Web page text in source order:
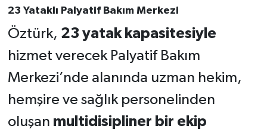
23 Yataklı Palyatif Bakım Merkezi
Öztürk, 23 yatak kapasitesiyle
hizmet verecek Palyatif Bakım
Merkezi’nde alanında uzman hekim,
hemşire ve sağlık personelinden
oluşan multidisipliner bir ekip